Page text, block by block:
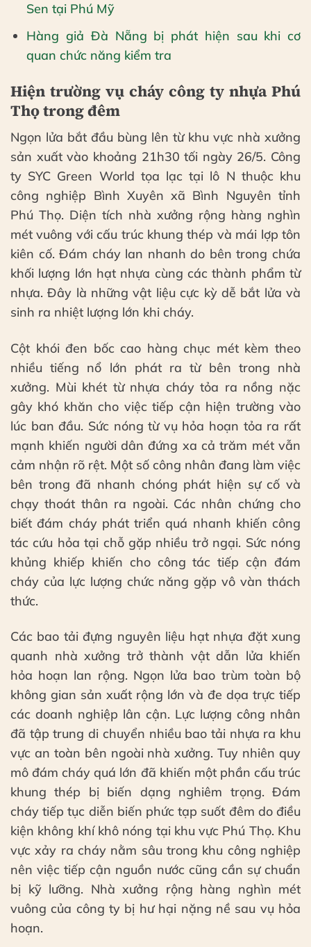
Sen tại Phú Mỹ
Hàng giả Đà Nẵng bị phát hiện sau khi cơ
quan chức năng kiểm tra
Hiện trường vụ cháy công ty nhựa Phú
Thọ trong đêm
Ngọn lửa bắt đầu bùng lên từ khu vực nhà xưởng
sản xuất vào khoảng 21h30 tối ngày 26/5. Công
ty SYC Green World tọa lạc tại lô N thuộc khu
công nghiệp Bình Xuyên xã Bình Nguyên tỉnh
Phú Thọ. Diện tích nhà xưởng rộng hàng nghìn
mét vuông với cấu trúc khung thép và mái lợp tôn
kiên cố. Đám cháy lan nhanh do bên trong chứa
khối lượng lớn hạt nhựa cùng các thành phẩm từ
nhựa. Đây là những vật liệu cực kỳ dễ bắt lửa và
sinh ra nhiệt lượng lớn khi cháy.
Cột khói đen bốc cao hàng chục mét kèm theo
nhiều tiếng nổ lớn phát ra từ bên trong nhà
xưởng. Mùi khét từ nhựa cháy tỏa ra nồng nặc
gây khó khăn cho việc tiếp cận hiện trường vào
lúc ban đầu. Sức nóng từ vụ hỏa hoạn tỏa ra rất
mạnh khiến người dân đứng xa cả trăm mét vẫn
cảm nhận rõ rệt. Một số công nhân đang làm việc
bên trong đã nhanh chóng phát hiện sự cố và
chạy thoát thân ra ngoài. Các nhân chứng cho
biết đám cháy phát triển quá nhanh khiến công
tác cứu hỏa tại chỗ gặp nhiều trở ngại. Sức nóng
khủng khiếp khiến cho công tác tiếp cận đám
cháy của lực lượng chức năng gặp vô vàn thách
thức.
Các bao tải đựng nguyên liệu hạt nhựa đặt xung
quanh nhà xưởng trở thành vật dẫn lửa khiến
hỏa hoạn lan rộng. Ngọn lửa bao trùm toàn bộ
không gian sản xuất rộng lớn và đe dọa trực tiếp
các doanh nghiệp lân cận. Lực lượng công nhân
đã tập trung di chuyển nhiều bao tải nhựa ra khu
vực an toàn bên ngoài nhà xưởng. Tuy nhiên quy
mô đám cháy quá lớn đã khiến một phần cấu trúc
khung thép bị biến dạng nghiêm trọng. Đám
cháy tiếp tục diễn biến phức tạp suốt đêm do điều
kiện không khí khô nóng tại khu vực Phú Thọ. Khu
vực xảy ra cháy nằm sâu trong khu công nghiệp
nên việc tiếp cận nguồn nước cũng cần sự chuẩn
bị kỹ lưỡng. Nhà xưởng rộng hàng nghìn mét
vuông của công ty bị hư hại nặng nề sau vụ hỏa
hoạn.